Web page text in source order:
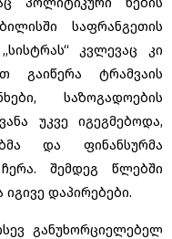
საფრანგეთის
კვლევაც კი
გაიწერა ტრამვაის
საზოგადოების
უკვე იგეგმებოდა,
და ფინანსურმა
შემდეგ წლებში
დაპირებები.
განუხორციელებელ